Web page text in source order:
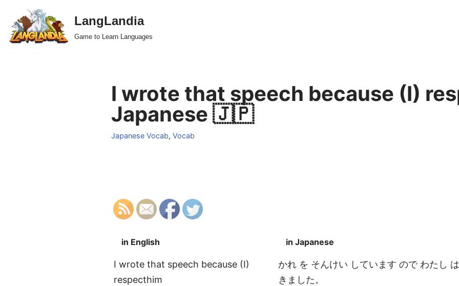
Skip
to
LangLandia
Game to Learn Languages
I wrote that speech because (I)
Japanese 🇯🇵
Japanese Vocab, Vocab
in English in Japanese
I wrote that speech because (I)
respecthim
かれ を そんけい しています ので わたし
きました。